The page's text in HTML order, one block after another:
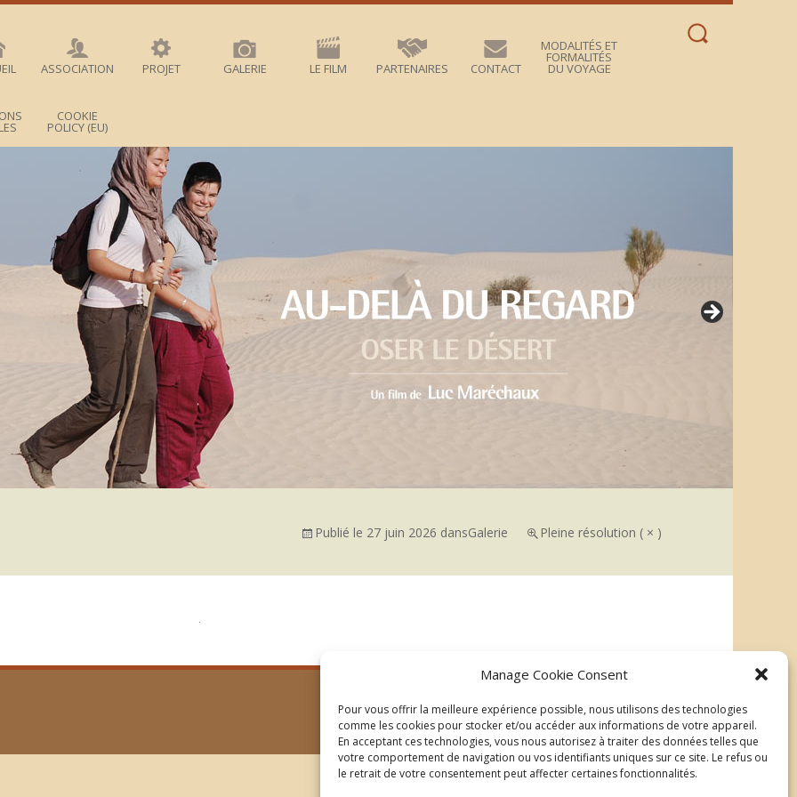
Manage Cookie Consent
Pour vous offrir la meilleure expérience possible, nous utilisons des technologies
comme les cookies pour stocker et/ou accéder aux informations de votre appareil.
En acceptant ces technologies, vous nous autorisez à traiter des données telles que
votre comportement de navigation ou vos identifiants uniques sur ce site. Le refus ou
le retrait de votre consentement peut affecter certaines fonctionnalités.
ASSOCIATION PROJET GALERIE LE FILM PARTENAIRES CONTACT
MODALITÉS ET
FORMALITÉS
DU VOYAGE
COOKIE
POLICY (EU)
Rechercher :
Publié le 27 juin 2026 dansGalerie Pleine résolution ( × )
Suivant
Mentions légales| ©2026 Au delà du regard